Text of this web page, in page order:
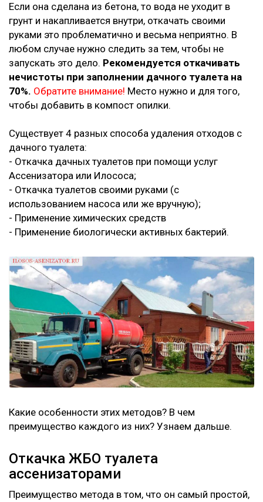
Если она сделана из бетона, то вода не уходит в
грунт и накапливается внутри, откачать своими
руками это проблематично и весьма неприятно. В
любом случае нужно следить за тем, чтобы не
запускать это дело. Рекомендуется откачивать
нечистоты при заполнении дачного туалета на
70%. Обратите внимание! Место нужно и для того,
чтобы добавить в компост опилки.
Существует 4 разных способа удаления отходов с
дачного туалета:
- Откачка дачных туалетов при помощи услуг
Ассенизатора или Илососа;
- Откачка туалетов своими руками (с
использованием насоса или же вручную);
- Применение химических средств
- Применение биологически активных бактерий.
Какие особенности этих методов? В чем
преимущество каждого из них? Узнаем дальше.
Откачка ЖБО туалета
ассенизаторами
Преимущество метода в том, что он самый простой,